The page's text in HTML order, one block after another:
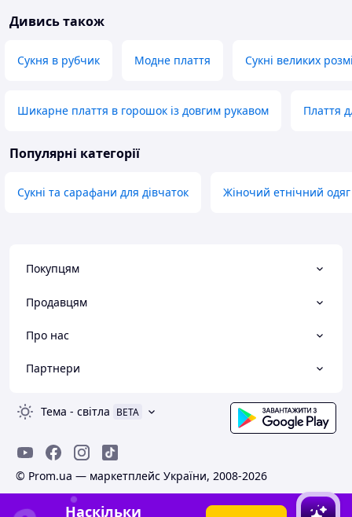
Дивись також
Сукня в рубчик Модне плаття Сукні великих
Шикарне плаття в горошок із довгим рукавом Плаття
Популярні категорії
Сукні та сарафани для дівчаток Жіночий етнічний одяг
Покупцям
Продавцям
Про нас
Партнери
Тема - світла BETA
© Prom.ua — маркетплейс України, 2008-2026
Наскільки